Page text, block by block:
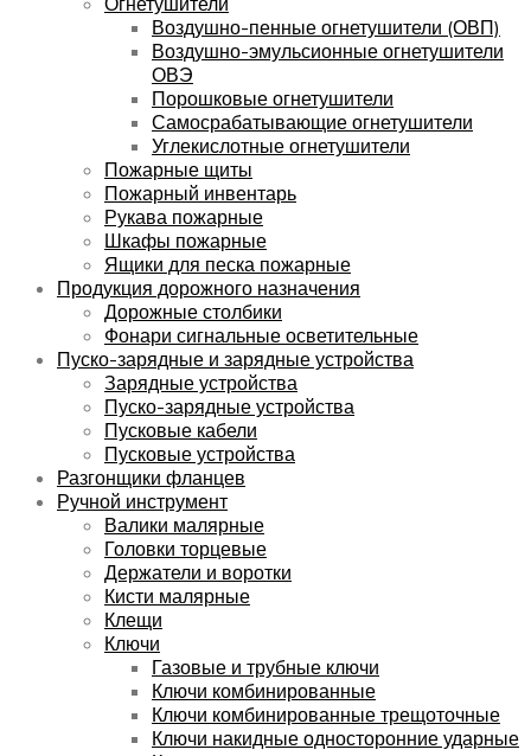
Воздушно-пенные огнетушители (ОВП)
Воздушно-эмульсионные огнетушители
ОВЭ
Порошковые огнетушители
Самосрабатывающие огнетушители
Углекислотные огнетушители
Пожарные щиты
Пожарный инвентарь
Рукава пожарные
Шкафы пожарные
Ящики для песка пожарные
Продукция дорожного назначения
Дорожные столбики
Фонари сигнальные осветительные
Пуско-зарядные и зарядные устройства
Зарядные устройства
Пуско-зарядные устройства
Пусковые кабели
Пусковые устройства
Разгонщики фланцев
Ручной инструмент
Валики малярные
Головки торцевые
Держатели и воротки
Кисти малярные
Клещи
Ключи
Газовые и трубные ключи
Ключи комбинированные
Ключи комбинированные трещоточные
Ключи накидные односторонние ударные